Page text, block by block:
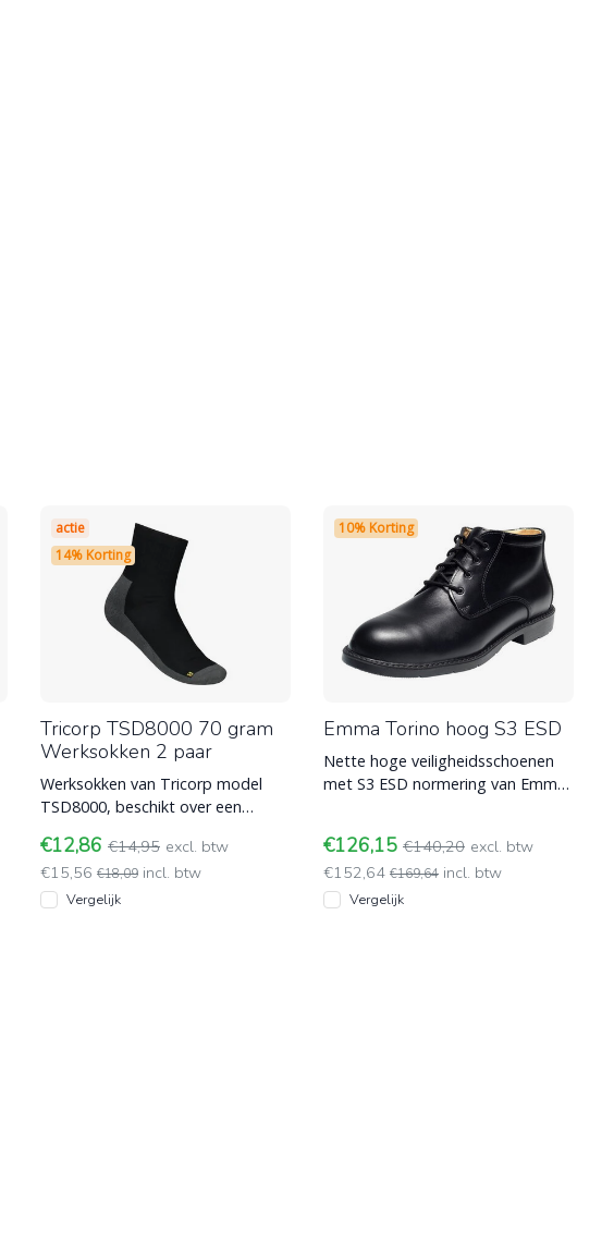
actie
14% Korting
Tricorp TSD8000 70 gram
Werksokken 2 paar
Werksokken van Tricorp model
TSD8000, beschikt over een
anti-bacteriël
€12,86 €14,95 excl. btw
€15,56 €18,09 incl. btw
Vergelijk
10% Korting
Emma Torino hoog S3 ESD
Nette hoge veiligheidsschoenen
met S3 ESD normering van Emma
€126,15 €140,20 excl. btw
€152,64 €169,64 incl. btw
Vergelijk